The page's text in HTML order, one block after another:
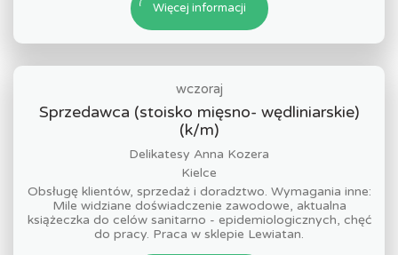
Więcej informacji
wczoraj
Sprzedawca (stoisko mięsno- wędliniarskie)
(k/m)
Delikatesy Anna Kozera
Kielce
Obsługę klientów, sprzedaż i doradztwo. Wymagania inne:
Mile widziane doświadczenie zawodowe, aktualna
książeczka do celów sanitarno - epidemiologicznych, chęć
do pracy. Praca w sklepie Lewiatan.